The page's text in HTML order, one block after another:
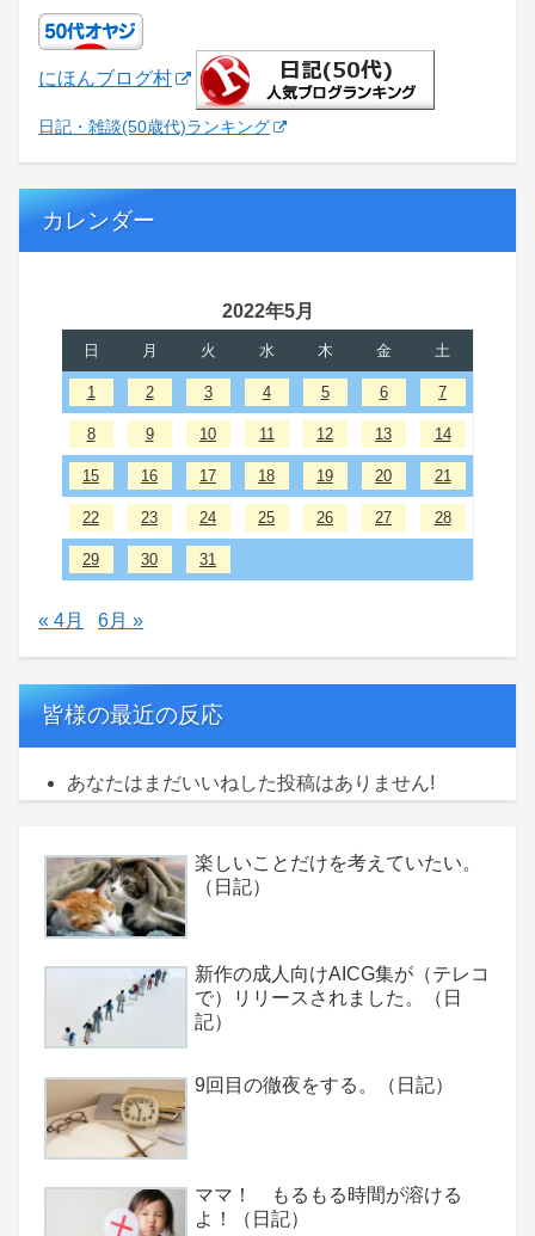
にほんブログ村
日記・雑談(50歳代)ランキング
カレンダー
2022年5月
日 月 火 水 木 金 土
1 2 3 4 5 6 7
8 9 10 11 12 13 14
15 16 17 18 19 20 21
22 23 24 25 26 27 28
29 30 31
« 4月 6月 »
皆様の最近の反応
あなたはまだいいねした投稿はありません!
楽しいことだけを考えていたい。
（日記）
新作の成人向けAICG集が（テレコ
で）リリースされました。（日
記）
9回目の徹夜をする。（日記）
ママ！ もるもる時間が溶ける
よ！（日記）